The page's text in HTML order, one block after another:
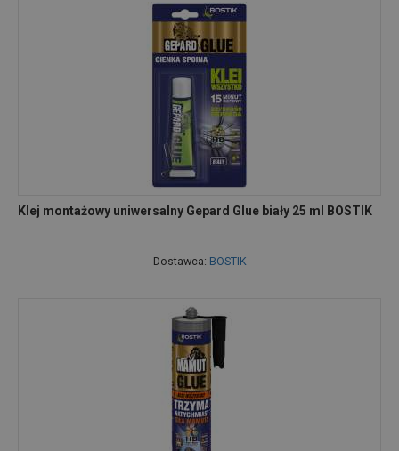
Klej montażowy uniwersalny Gepard Glue biały 25 ml BOSTIK
Dostawca: BOSTIK